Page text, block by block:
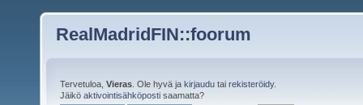
RealMadridFIN::foorum
Tervetuloa, Vieras . Ole hyvä ja kirjaudu tai rekisteröidy.
Jäikö aktivointisähköposti saamatta?